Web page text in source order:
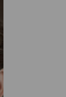
das
2022 das
und
statt.
ist b.
Seit 2001
und